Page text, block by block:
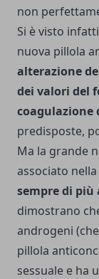
non
Si è visto
nuova pillola
alterazione
dei valori del
coagulazione
predisposte,
Ma la grande
associato
sempre di
dimostrano
androgeni
pillola
sessuale e ha